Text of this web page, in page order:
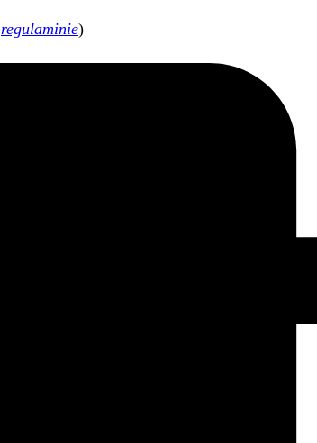
regulaminie)